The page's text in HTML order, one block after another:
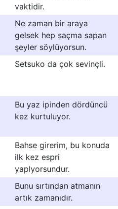
vaktidir.
Ne zaman bir araya
gelsek hep saçma sapan
şeyler söylüyorsun.
Setsuko da çok sevinçli.
Bu yaz ipinden dördüncü
kez kurtuluyor.
Bahse girerim, bu konuda
ilk kez espri
yaplyorsundur.
Bunu sırtından atmanın
artık zamanıdır.